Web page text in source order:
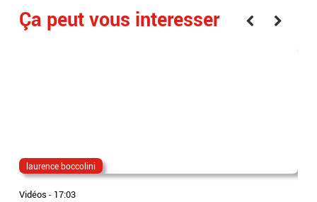
Ça peut vous interesser
laurence boccolini
Vidéos - 17:03